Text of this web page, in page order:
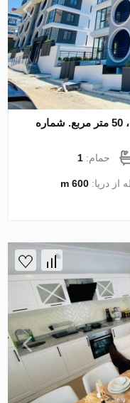
آپارتمان در Mahmutlar ، ترکیه 1 خوابه ، 50 متر مربع. شماره
حمام:1
از دریا:600 m